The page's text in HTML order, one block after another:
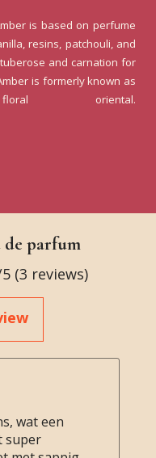
is based on perfume
resins, patchouli, and
and carnation for
is formerly known as
oriental.
de parfum
(3 reviews)
wat een
super